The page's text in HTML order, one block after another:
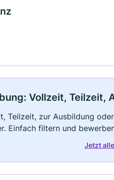
Vollzeit, Teilzeit,
Teilzeit, zur Ausbildung
Einfach filtern und
Jetzt